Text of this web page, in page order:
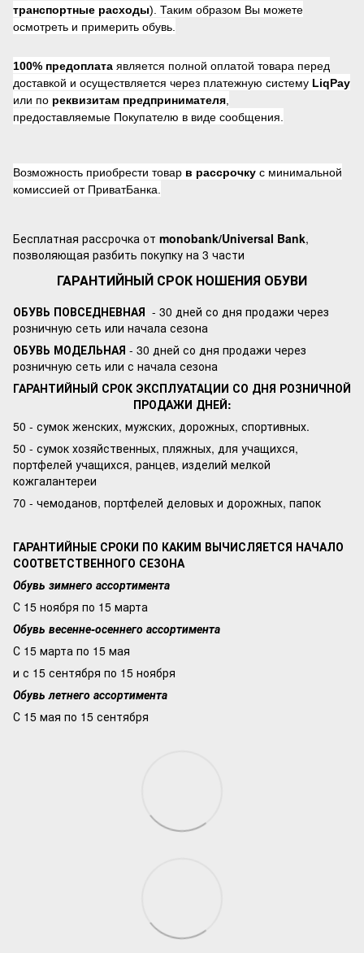
транспортные расходы). Таким образом Вы можете
осмотреть и примерить обувь.
100% предоплата является полной оплатой товара перед
доставкой и осуществляется через платежную систему LiqPay
или по реквизитам предпринимателя
предоставляемые Покупателю в виде сообщения.
Возможность приобрести товар в рассрочку с минимальной
комиссией от ПриватБанка.
Бесплатная рассрочка от monobank/Universal Bank,
позволяющая разбить покупку на 3 части
ГАРАНТИЙНЫЙ СРОК НОШЕНИЯ ОБУВИ
ОБУВЬ ПОВСЕДНЕВНАЯ - 30 дней со дня продажи через
розничную сеть или начала сезона
ОБУВЬ МОДЕЛЬНАЯ - 30 дней со дня продажи через
розничную сеть или с начала сезона
ГАРАНТИЙНЫЙ СРОК ЭКСПЛУАТАЦИИ СО ДНЯ РОЗНИЧНОЙ
ПРОДАЖИ ДНЕЙ:
50 - сумок женских, мужских, дорожных, спортивных.
50 - сумок хозяйственных, пляжных, для учащихся,
портфелей учащихся, ранцев, изделий мелкой
кожгалантереи
70 - чемоданов, портфелей деловых и дорожных, папок
ГАРАНТИЙНЫЕ СРОКИ ПО КАКИМ ВЫЧИСЛЯЕТСЯ НАЧАЛО
СООТВЕТСТВЕННОГО СЕЗОНА
Обувь зимнего ассортимента
С 15 ноября по 15 марта
Обувь весенне-осеннего ассортимента
С 15 марта по 15 мая
и с 15 сентября по 15 ноября
Обувь летнего ассортимента
С 15 мая по 15 сентября